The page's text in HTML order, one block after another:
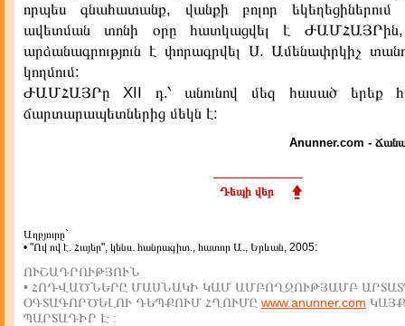
որպես գնահատանք, վանքի բոլոր
ավետման տոնի օրը հատկացվել է ԺԱՄՀԱՅՐին,
արձանագրություն է փորագրվել Ս. Ամենափրկիչ
կողմում:
ԺԱՄՀԱՅՐը XII դ.՝ անունով մեզ հասած երեք
ճարտարապետներից մեկն է:
Anunner.com -
Դեպի վեր
Աղբյուրը`
• "Ով ով է. Հայեր", կենս. հանրագիտ., հատոր Ա., Երևան, 2005:
ՈՒՇԱԴՐՈՒԹՅՈՒՆ
• ՀՈԴՎԱԾՆԵՐԸ ՄԱՍՆԱԿԻ ԿԱՄ ԱՄԲՈՂՋՈՒԹՅԱՄԲ
ՕԳՏԱԳՈՐԾԵԼՈՒ ԴԵՊՔՈՒՄ ՀՂՈՒՄԸ www.anunner.com
ՊԱՐՏԱԴԻՐ Է :